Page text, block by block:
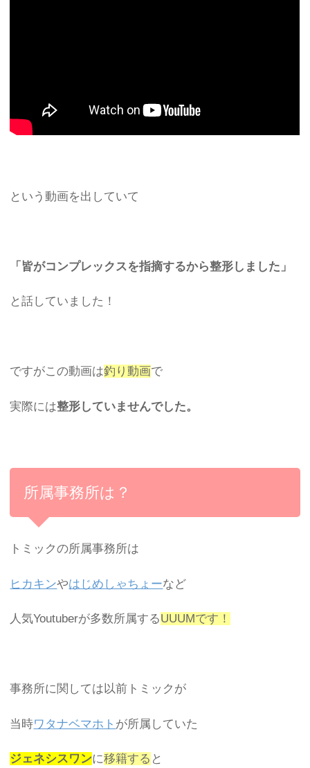
という動画を出していて
「皆がコンプレックスを指摘するから整形しました」
と話していました！
ですがこの動画は釣り動画で
実際には整形していませんでした。
所属事務所は？
トミックの所属事務所は
ヒカキンやはじめしゃちょーなど
人気Youtuberが多数所属するUUUMです！
事務所に関しては以前トミックが
当時ワタナベマホト が所属していた
ジェネシスワンに移籍する と